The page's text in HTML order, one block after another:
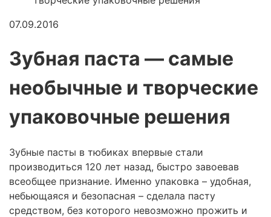
07.09.2016
Зубная паста — самые
необычные и творческие
упаковочные решения
Зубные пасты в тюбиках впервые стали
производиться 120 лет назад, быстро завоевав
всеобщее признание. Именно упаковка – удобная,
небьющаяся и безопасная – сделала пасту
средством, без которого невозможно прожить и